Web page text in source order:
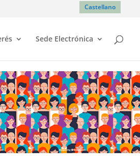
Castellano
Sede Electrónica